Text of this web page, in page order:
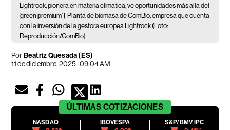
Lightrock, pionera en materia climática, ve oportunidades más allá del
‘green premium’ |
Planta de biomasa de ComBio, empresa que cuenta
con la inversión de la gestora europea Lightrock (Foto:
Reproducción/ComBio)
PorBeatriz Quesada (ES)
11 de diciembre, 2025 | 09:04 AM
ÚLTIMAS COTIZACIONES
NASDAQ
IBOVESPA
S&P/BMV IPC